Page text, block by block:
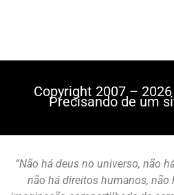
Copyright 2007 –
Precisando de um
“Não há deus no universo, não
não há direitos humanos, não